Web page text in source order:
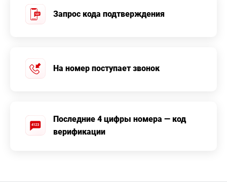
Запрос кода подтверждения
На номер поступает звонок
Последние 4 цифры номера — код
верификации